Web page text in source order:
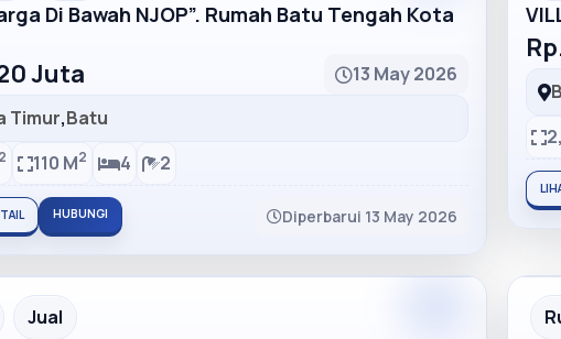
Di Bawah NJOP”. Rumah Batu Tengah Kota
Juta
13 May 2026
Timur,Batu
2 110 M2 4 2
HUBUNGI Diperbarui 13 May 2026
Ad
Jual